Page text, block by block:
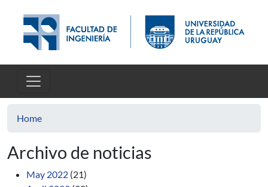
Home
Archivo de noticias
May 2022 (21)